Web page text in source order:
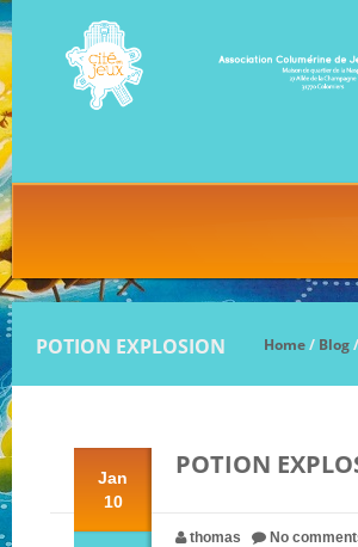
LES SÉANCES DE JEU
FESTIVAL DU JEU
NOS JEUX
POTION EXPLOSION Home/ Blog
Jan
10
POTION
thomas No